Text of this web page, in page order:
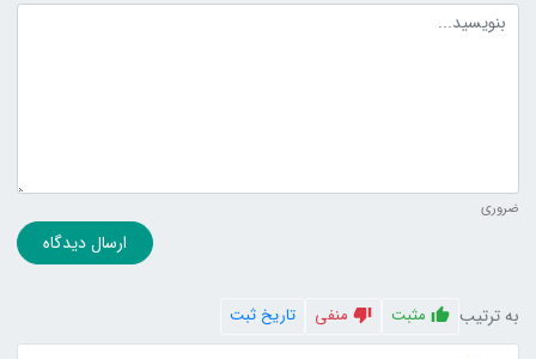
متن دیدگاه
ضروری
ارسال دیدگاه
به ترتیب مثبت منفی تاریخ ثبت